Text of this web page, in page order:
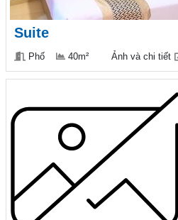
Suite
Phố 40m² Ảnh và chi tiết